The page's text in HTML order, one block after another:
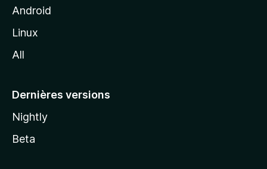
z
l
Android
Linux
All
Dernières versions
Nightly
Beta